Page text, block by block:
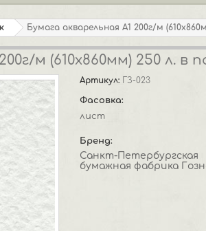
Бумага акварельная А1 200г/м
м (610х860мм) 250 л. в
Артикул: ГЗ-023
Фасовка:
лист
Бренд:
Санкт-Петербургская
бумажная фабрика